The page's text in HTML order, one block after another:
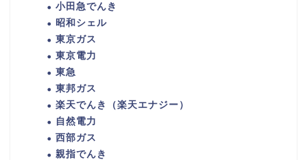
小田急でんき
昭和シェル
東京ガス
東京電力
東急
東邦ガス
楽天でんき（楽天エナジー）
自然電力
西部ガス
親指でんき